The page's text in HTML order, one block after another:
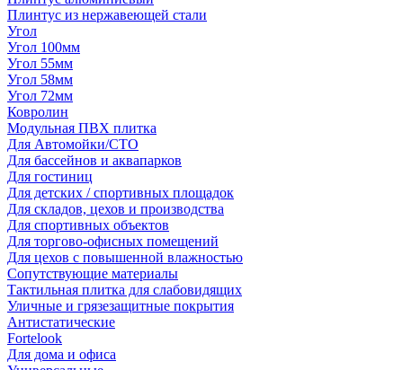
Плинтус из нержавеющей стали
Угол
Угол 100мм
Угол 55мм
Угол 58мм
Угол 72мм
Ковролин
Модульная ПВХ плитка
Для Автомойки/СТО
Для бассейнов и аквапарков
Для гостиниц
Для детских / спортивных площадок
Для складов, цехов и производства
Для спортивных объектов
Для торгово-офисных помещений
Для цехов с повышенной влажностью
Сопутствующие материалы
Тактильная плитка для слабовидящих
Уличные и грязезащитные покрытия
Антистатические
Fortelook
Для дома и офиса